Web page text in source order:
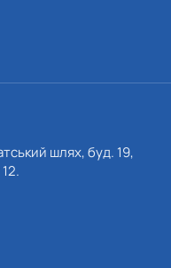
шлях, буд. 19,